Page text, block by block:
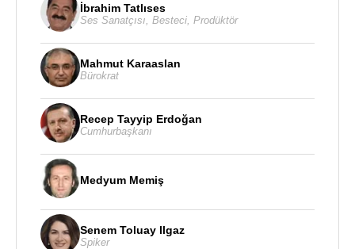
İbrahim Tatlıses
Ses Sanatçısı Besteci Prodüktör
Mahmut Karaaslan
Bürokrat
Recep Tayyip Erdoğan
Cumhurbaşkanı
Medyum Memiş
Senem Toluay Ilgaz
Spiker